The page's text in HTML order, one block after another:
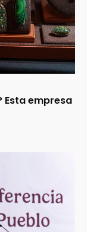
Esta empresa